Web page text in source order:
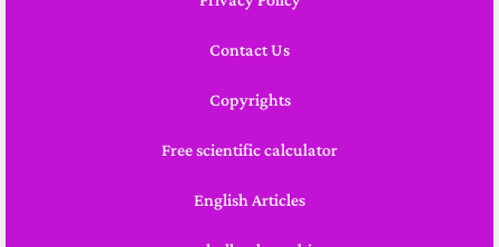
Contact Us
Copyrights
Free scientific calculator
English Articles